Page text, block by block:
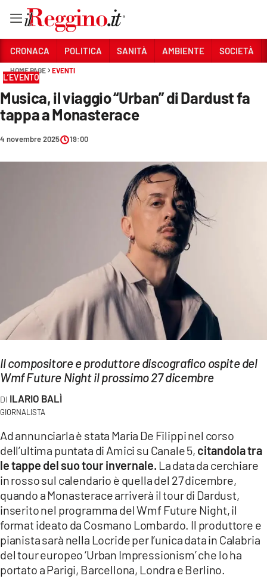
Sezioni
CRONACA
POLITICA
SPORT
Streaming
LAC TV
LAC ONAIR
LaC
Network
LACPLAY.IT
LACTV.IT
LACONAIR.IT
LACITYMAG.IT
CRONACA POLITICA SANITÀ AMBIENTE SOCIETÀ
HOME PAGE EVENTI
L’EVENTO
Musica, il viaggio “Urban” di Dardust fa
tappa a Monasterace
4 novembre 2025 19:00
Il compositore e produttore discografico ospite del
Wmf Future Night il prossimo 27 dicembre
ILARIO BALÌ
GIORNALISTA
Ad annunciarla è stata Maria De Filippi nel corso
dell’ultima puntata di Amici su Canale 5, citandola tra
le tappe del suo tour invernale. La data da cerchiare
in rosso sul calendario è quella del 27 dicembre,
quando a Monasterace arriverà il tour di Dardust,
inserito nel programma del Wmf Future Night, il
format ideato da Cosmano Lombardo. Il produttore e
pianista sarà nella Locride per l’unica data in Calabria
del tour europeo ‘Urban Impressionism’ che lo ha
portato a Parigi, Barcellona, Londra e Berlino.